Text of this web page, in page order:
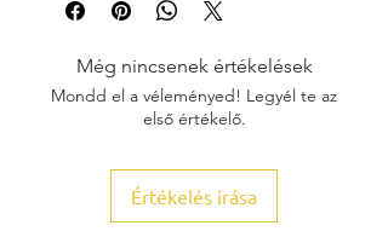
Még nincsenek értékelések
Mondd el a véleményed! Legyél te az
első értékelő.
Értékelés írása